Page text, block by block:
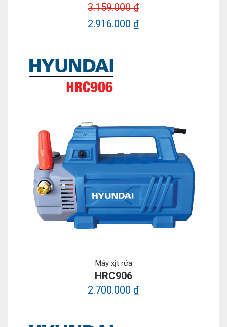
3.159.000 ₫
2.916.000 ₫
Máy xịt rửa
HRC906
2.700.000 ₫